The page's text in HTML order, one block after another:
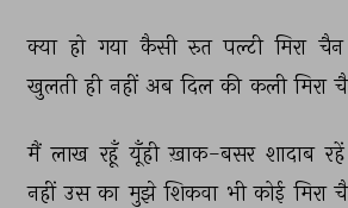
क्या हो गया कैसी रुत पल्टी मिरा चैन
खुलती ही नहीं अब दिल की कली मिरा
मैं लाख रहूँ यूँही ख़ाक-बसर शादाब रहें
नहीं उस का मुझे शिकवा भी कोई मिरा